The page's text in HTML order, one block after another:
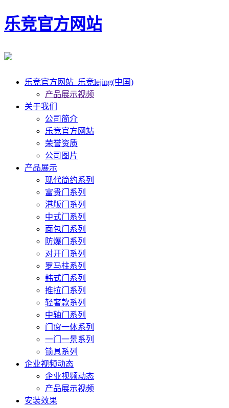
乐竞官方网站
乐竞官方网站_乐竞lejing(中国)
产品展示视频
关于我们
公司简介
乐竞官方网站
荣誉资质
公司图片
产品展示
现代简约系列
富贵门系列
港版门系列
中式门系列
面包门系列
防爆门系列
对开门系列
罗马柱系列
韩式门系列
推拉门系列
轻奢款系列
中轴门系列
门窗一体系列
一门一景系列
锁具系列
企业视频动态
企业视频动态
产品展示视频
安装效果